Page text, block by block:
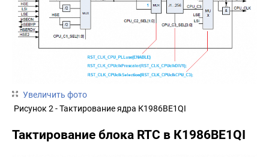
Увеличить фото
Рисунок 2 - Тактирование ядра К1986ВЕ1QI
Тактирование блока RTC в К1986ВЕ1QI